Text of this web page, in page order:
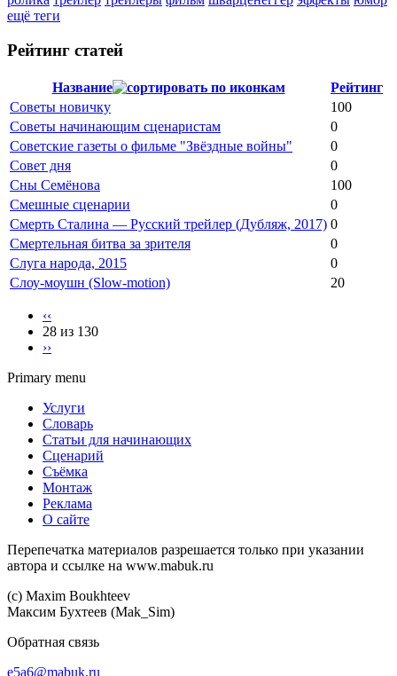
ещё теги
Рейтинг статей
Название
Рейтинг
Советы новичку
100
Советы начинающим сценаристам
0
Советские газеты о фильме "Звёздные войны"
0
Совет дня
0
Сны Семёнова
100
Смешные сценарии
0
Смерть Сталина — Русский трейлер (Дубляж, 2017) 0
Смертельная битва за зрителя
0
Слуга народа, 2015
0
Слоу-моушн (Slow-motion)
20
‹‹
28 из 130
››
Primary menu
Услуги
Словарь
Статьи для начинающих
Сценарий
Съёмка
Монтаж
Реклама
О сайте
Перепечатка материалов разрешается только при указании
автора и ссылке на www.mabuk.ru
(c) Maхim Boukhteev
Максим Бухтеев (Mak_Sim)
Обратная связь
e5a6@mabuk.ru